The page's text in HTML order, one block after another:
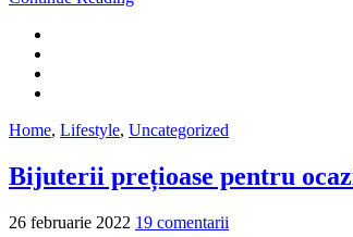
Home, Lifestyle, Uncategorized
Bijuterii prețioase pentru
26 februarie 2022 19 comentarii